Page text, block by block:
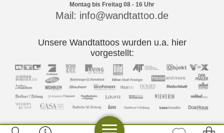
Montag bis Freitag 08 - 16 Uhr
Mail: info@wandtattoo.de
Unsere Wandtattoos wurden u.a. hier
vorgestellt: